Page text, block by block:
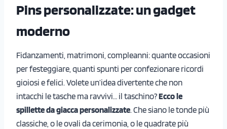
Pins personalizzate: un gadget
moderno
Fidanzamenti, matrimoni, compleanni: quante occasioni
per festeggiare, quanti spunti per confezionare ricordi
gioiosi e felici. Volete un’idea divertente che non
intacchi le tasche ma ravvivi… il taschino?Ecco le
spillette da giacca personalizzate. Che siano le tonde più
classiche, o le ovali da cerimonia, o le quadrate più